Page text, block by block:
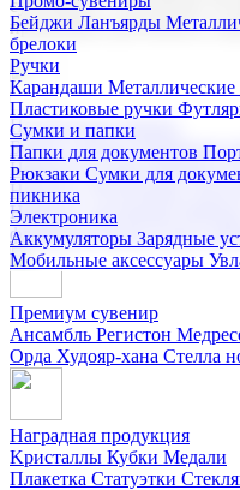
Бейджи Ланъярды
брелоки
Ручки
Карандаши Металлические
Пластиковые ручки
Сумки и папки
Папки для документов
Рюкзаки Сумки для
пикника
Электроника
Аккумуляторы Зарядные
Мобильные аксессуары
сувениров с логотипом. В
продукцию для бизнеса,
Подарочные наборы
Бизнес наборыКофейные
Наборы из кожиНаборы
Наборы с бутылками для
Наборы с кружками
флешкамиНовогодние
Премиум сувенир
Ансамбль Регистон
Орда Худояр-хана Стелла
Наградная продукция
Kристаллы Кубки Медали
Плакетка Статуэтки